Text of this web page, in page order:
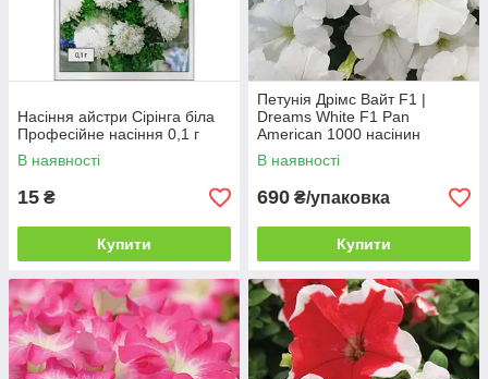
Насіння айстри Сірінга біла
Професійне насіння 0,1 г
В наявності
15 ₴
Купити
Петунія Дрімс Вайт F1 |
Dreams White F1 Pan
American 1000 насінин
В наявності
690 ₴/упаковка
Купити